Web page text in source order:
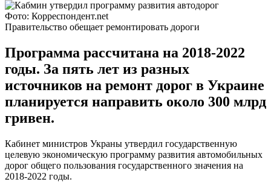
Фото: Корреспондент.net
Правительство обещает ремонтировать дороги
Программа рассчитана на 2018-2022
годы. За пять лет из разных
источников на ремонт дорог в Украине
планируется направить около 300 млрд
гривен.
Кабинет министров Украны утвердил государственную
целевую экономическую программу развития автомобильных
дорог общего пользования государственного значения на
2018-2022 годы.